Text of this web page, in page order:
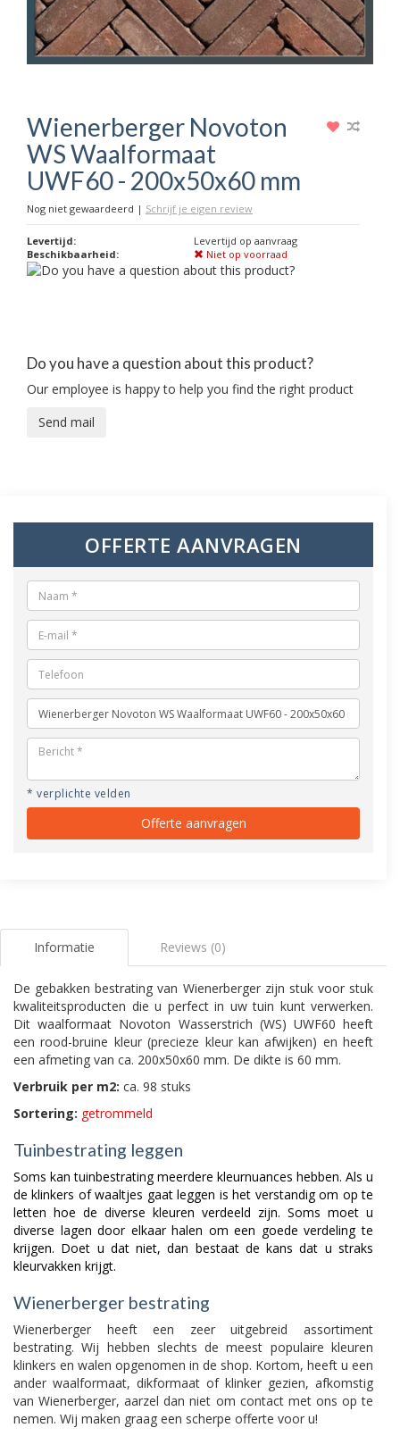
Wienerberger Novoton
WS Waalformaat
UWF60 - 200x50x60 mm
Nog niet gewaardeerd | Schrijf je eigen review
Levertijd:
Levertijd op aanvraag
Beschikbaarheid:
Niet op voorraad
Do you have a question about this product?
Our employee is happy to help you find the right product
Send mail
OFFERTE AANVRAGEN
* verplichte velden
Offerte aanvragen
Informatie Reviews (0)
De gebakken bestrating van Wienerberger zijn stuk voor stuk
kwaliteitsproducten die u perfect in uw tuin kunt verwerken.
Dit waalformaat Novoton Wasserstrich (WS) UWF60 heeft
een rood-bruine kleur (precieze kleur kan afwijken) en heeft
een afmeting van ca. 200x50x60 mm. De dikte is 60 mm.
Verbruik per m2: ca. 98 stuks
Sortering: getrommeld
Tuinbestrating leggen
Soms kan tuinbestrating meerdere kleurnuances hebben. Als u
de klinkers of waaltjes gaat leggen is het verstandig om op te
letten hoe de diverse kleuren verdeeld zijn. Soms moet u
diverse lagen door elkaar halen om een goede verdeling te
krijgen. Doet u dat niet, dan bestaat de kans dat u straks
kleurvakken krijgt.
Wienerberger bestrating
Wienerberger heeft een zeer uitgebreid assortiment
bestrating. Wij hebben slechts de meest populaire kleuren
klinkers en walen opgenomen in de shop. Kortom, heeft u een
ander waalformaat, dikformaat of klinker gezien, afkomstig
van Wienerberger, aarzel dan niet om contact met ons op te
nemen. Wij maken graag een scherpe offerte voor u!